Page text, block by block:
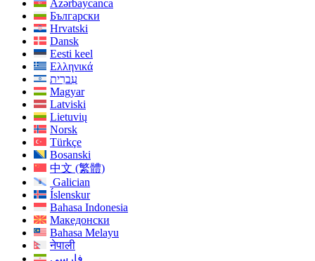
Azərbaycanca
Български
Hrvatski
Dansk
Eesti keel
Ελληνικά
עִברִית
Magyar
Latviski
Lietuvių
Norsk
Türkçe
Bosanski
中文 (繁體)
Galician
Íslenskur
Bahasa Indonesia
Македонски
Bahasa Melayu
नेपाली
فارسی